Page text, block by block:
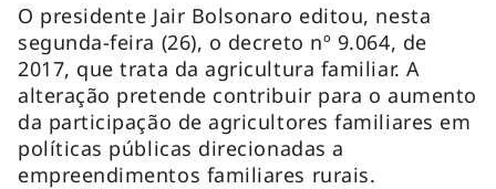
O presidente Jair Bolsonaro editou, nesta
segunda-feira (26), o decreto nº 9.064, de
2017, que trata da agricultura familiar. A
alteração pretende contribuir para o aumento
da participação de agricultores familiares em
políticas públicas direcionadas a
empreendimentos familiares rurais.